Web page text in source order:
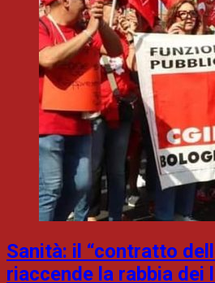
Sanità: il “contratto
riaccende la rabbia dei